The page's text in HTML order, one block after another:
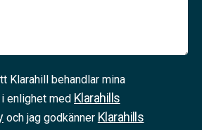
Klarahill behandlar mina
enlighet med Klarahills
och jag godkänner Klarahills